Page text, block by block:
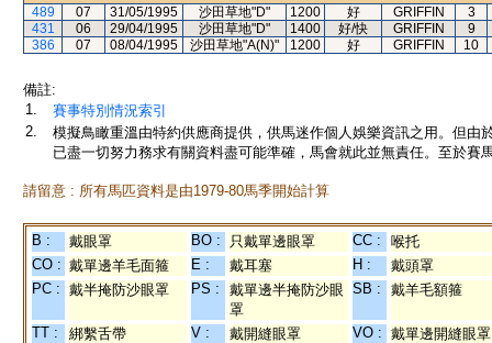
489
07 31/05/1995 沙田草地"D" 1200 好 GRIFFIN
3
431
06 29/04/1995 沙田草地"D" 1400 好/快 GRIFFIN
9
386
07 08/04/1995 沙田草地"A(N)" 1200 好 GRIFFIN 10
備註:
1.
賽事特別情況索引
2.
模擬鳥瞰重溫由特約供應商提供，供馬迷作個人娛樂資訊之用。但
已盡一切努力務求有關資料盡可能準確，馬會就此並無責任。至於賽
請留意 : 所有馬匹資料是由1979-80馬季開始計算
B : 戴眼罩 BO : 只戴單邊眼罩 CC :
喉托
CO : 戴單邊羊毛面箍 E : 戴耳塞 H :
戴頭罩
PC : 戴半掩防沙眼罩 PS :
戴單邊半掩防沙眼
罩
SB : 戴羊毛額箍
TT : 綁繫舌帶 V : 戴開縫眼罩 VO : 戴單邊開縫眼罩